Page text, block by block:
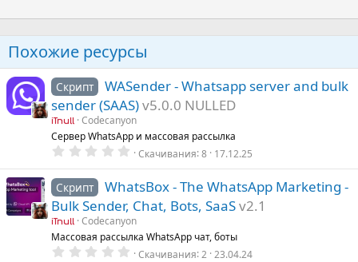
Похожие ресурсы
Скрипт
WASender - Whatsapp server and bulk
sender (SAAS)v5.0.0 NULLED
iTnull
Codecanyon
Сервер WhatsApp и массовая рассылка
0
0
0
з
в
ё
з
д
Скачивания 8 17.12.25
Скрипт
WhatsBox - The WhatsApp Marketing -
Bulk Sender, Chat, Bots, SaaSv2.1
iTnull
Codecanyon
Массовая рассылка WhatsApp чат, боты
0Скачивания 2 23.04.24